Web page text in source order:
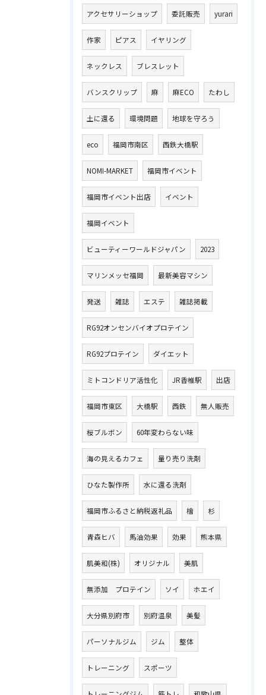
アクセサリーショップ 委託販売 yurari
作家 ピアス イヤリング
ネックレス ブレスレット
バンスクリップ 麻 麻ECO たわし
土に還る 環境問題 地球を守ろう
eco 福岡市南区 西鉄大橋駅
NOMI-MARKET 福岡市イベント
福岡市イベント出店 イベント
福岡イベント
ビューティーワールドジャパン 2023
マリンメッセ福岡 最新美容マシン
発送 雑誌 エステ 雑誌掲載
RG92オンセンバイオプロテイン
RG92プロテイン ダイエット
ミトコンドリア活性化 JR香椎駅 出店
福岡市東区 大橋駅 西鉄 無人販売
桜ブルボン 60年変わらない味
海の見えるカフェ 量り売り洗剤
ひなた製作所 水に還る洗剤
福岡市ふるさと納税返礼品 檜 杉
青森ヒバ 馬油効果 効果 熊本県
肌美和(株) オリジナル 美肌
無添加 プロテイン ソイ ホエイ
大分県別府市 別府温泉 美髪
パーソナルジム ジム 整体
トレーニング スポーツ